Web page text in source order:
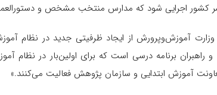
کشور اجرایی شود که مدارس منتخب مشخص و
آموزش‌وپرورش از ایجاد ظرفیتی جدید در نظام
راهبران برنامه درسی است که برای اولین‌بار در نظام
آموزش ابتدایی و سازمان پژوهش فعالیت می‌کنند.»